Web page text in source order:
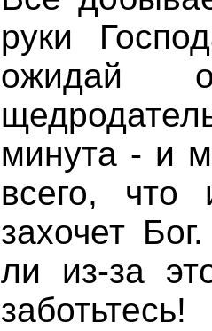
руки
ожидай
минута - и
всего, что
захочет
ли из-за
заботьтесь!